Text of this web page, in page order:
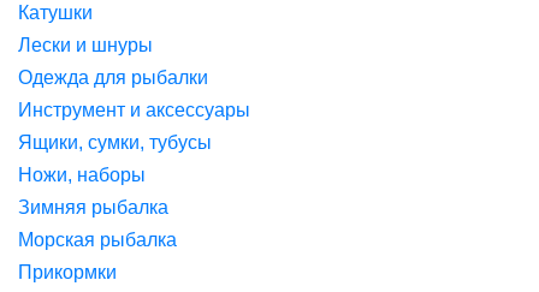
Катушки
Лески и шнуры
Одежда для рыбалки
Инструмент и аксессуары
Ящики, сумки, тубусы
Ножи, наборы
Зимняя рыбалка
Морская рыбалка
Прикормки